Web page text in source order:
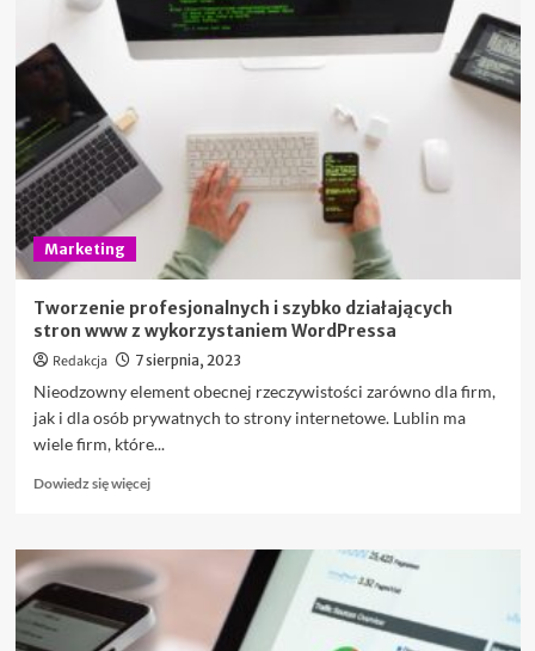
dlaczego
świecie
reklamy?
Marketing
Tworzenie profesjonalnych i szybko działających
stron www z wykorzystaniem WordPressa
Redakcja 7 sierpnia, 2023
Nieodzowny element obecnej rzeczywistości zarówno dla firm,
jak i dla osób prywatnych to strony internetowe. Lublin ma
wiele firm, które...
Dowiedz się więcejDowiedz
o
Tworzenie
profesjonalnych
i
szybko